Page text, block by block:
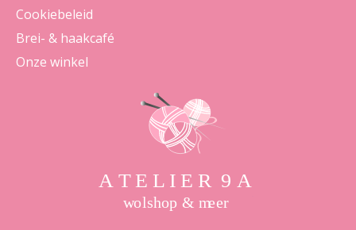
Cookiebeleid
Brei- & haakcafé
Onze winkel